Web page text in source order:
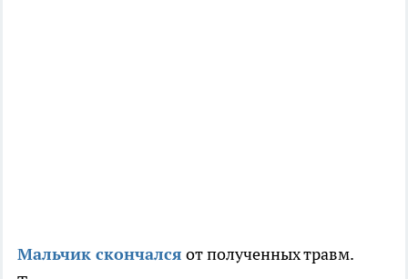
Мальчик скончался от полученных травм.